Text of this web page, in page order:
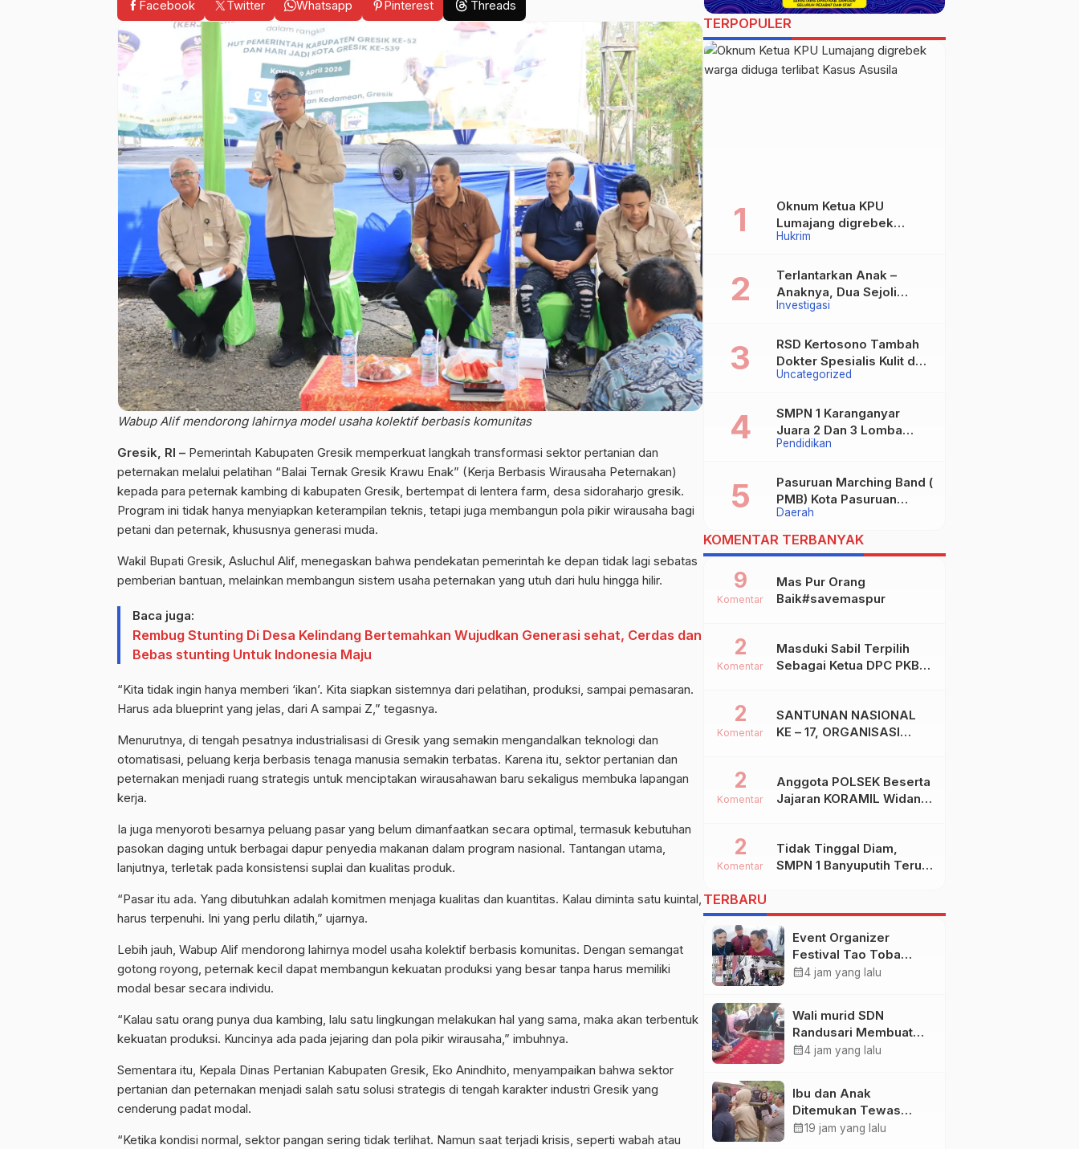
Facebook
Twitter Whatsapp Pinterest Threads
Wabup Alif mendorong lahirnya model usaha kolektif berbasis komunitas
Gresik, RI – Pemerintah Kabupaten Gresik memperkuat langkah transformasi sektor pertanian dan
peternakan melalui pelatihan “Balai Ternak Gresik Krawu Enak” (Kerja Berbasis Wirausaha Peternakan)
kepada para peternak kambing di kabupaten Gresik, bertempat di lentera farm, desa sidoraharjo gresik.
Program ini tidak hanya menyiapkan keterampilan teknis, tetapi juga membangun pola pikir wirausaha bagi
petani dan peternak, khususnya generasi muda.
Wakil Bupati Gresik, Asluchul Alif, menegaskan bahwa pendekatan pemerintah ke depan tidak lagi sebatas
pemberian bantuan, melainkan membangun sistem usaha peternakan yang utuh dari hulu hingga hilir.
Baca juga:
Rembug Stunting Di Desa Kelindang Bertemahkan Wujudkan Generasi sehat, Cerdas dan
Bebas stunting Untuk Indonesia Maju
“Kita tidak ingin hanya memberi ‘ikan’. Kita siapkan sistemnya dari pelatihan, produksi, sampai pemasaran.
Harus ada blueprint yang jelas, dari A sampai Z,” tegasnya.
Menurutnya, di tengah pesatnya industrialisasi di Gresik yang semakin mengandalkan teknologi dan
otomatisasi, peluang kerja berbasis tenaga manusia semakin terbatas. Karena itu, sektor pertanian dan
peternakan menjadi ruang strategis untuk menciptakan wirausahawan baru sekaligus membuka lapangan
kerja.
Ia juga menyoroti besarnya peluang pasar yang belum dimanfaatkan secara optimal, termasuk kebutuhan
pasokan daging untuk berbagai dapur penyedia makanan dalam program nasional. Tantangan utama,
lanjutnya, terletak pada konsistensi suplai dan kualitas produk.
“Pasar itu ada. Yang dibutuhkan adalah komitmen menjaga kualitas dan kuantitas. Kalau diminta satu kuintal,
harus terpenuhi. Ini yang perlu dilatih,” ujarnya.
Lebih jauh, Wabup Alif mendorong lahirnya model usaha kolektif berbasis komunitas. Dengan semangat
gotong royong, peternak kecil dapat membangun kekuatan produksi yang besar tanpa harus memiliki
modal besar secara individu.
“Kalau satu orang punya dua kambing, lalu satu lingkungan melakukan hal yang sama, maka akan terbentuk
kekuatan produksi. Kuncinya ada pada jejaring dan pola pikir wirausaha,” imbuhnya.
Sementara itu, Kepala Dinas Pertanian Kabupaten Gresik, Eko Anindhito, menyampaikan bahwa sektor
pertanian dan peternakan menjadi salah satu solusi strategis di tengah karakter industri Gresik yang
cenderung padat modal.
“Ketika kondisi normal, sektor pangan sering tidak terlihat. Namun saat terjadi krisis, seperti wabah atau
TERPOPULER
Hukrim
Oknum Ketua KPU
Lumajang digrebek
warga diduga terlibat
Investigasi
Terlantarkan Anak –
Anaknya, Dua Sejoli
Tanpa Ikatan Pernikahan
Geger Madiun dan
Maospati Magetan Siap
digugat ?
Uncategorized
RSD Kertosono Tambah
Dokter Spesialis Kulit dan
Kelamin
Pendidikan
SMPN 1 Karanganyar
Juara 2 Dan 3 Lomba
Kaligrafi Tingkat
Daerah
Pasuruan Marching Band (
PMB) Kota Pasuruan
Akhirnya Raih Dua Gelar
Juara Dalam Kejurprov
Jatim 2024
KOMENTAR TERBANYAK
Mas Pur Orang
Baik#savemaspur
9
Komentar
Masduki Sabil Terpilih
Sebagai Ketua DPC PKB
2
Komentar
SANTUNAN NASIONAL
KE – 17, ORGANISASI
2
Komentar
Anggota POLSEK Beserta
Jajaran KORAMIL Widang,
PHBN Di Ds.NGADIPURO
Kec.WIDANG Kab.TUBAN
2
Komentar
Tidak Tinggal Diam,
SMPN 1 Banyuputih Terus
2
Komentar
TERBARU
Event Organizer
Festival Tao Toba
Joujou 2026 Larang
Panggung
calendar_month4 jam yang lalu
Wali murid SDN
Randusari Membuat
Batik Cap untuk
calendar_month4 jam yang lalu
Ibu dan Anak
Ditemukan Tewas
Terikat di Kuala Behe
calendar_month19 jam yang lalu